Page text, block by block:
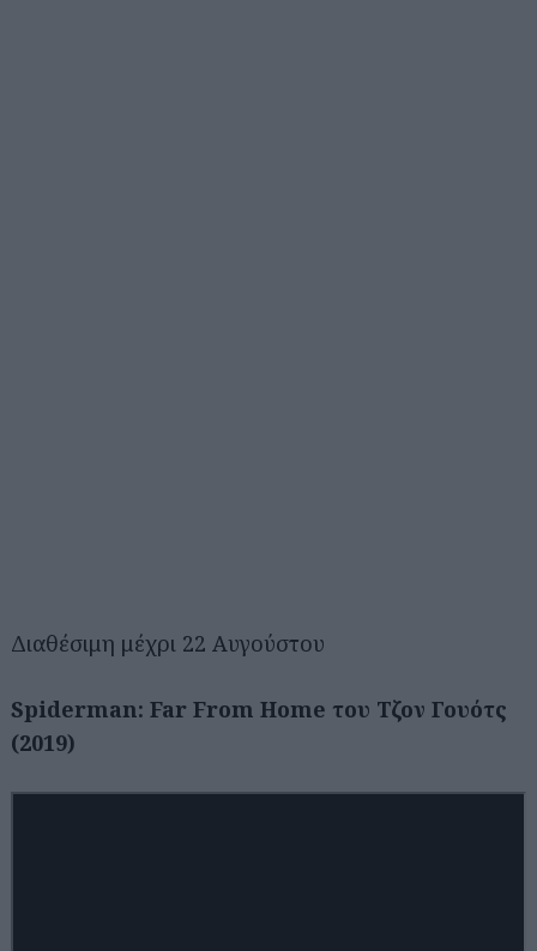
Διαθέσιμη μέχρι 22 Αυγούστου
Spiderman: Far From Home του Τζον Γουότς
(2019)